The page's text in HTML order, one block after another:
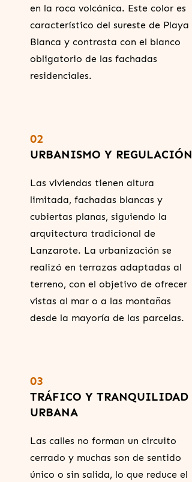
en la roca volcánica. Este color es
característico del sureste de Playa
Blanca y contrasta con el blanco
obligatorio de las fachadas
residenciales.
02
URBANISMO Y REGULACIÓN
Las viviendas tienen altura
limitada, fachadas blancas y
cubiertas planas, siguiendo la
arquitectura tradicional de
Lanzarote. La urbanización se
realizó en terrazas adaptadas al
terreno, con el objetivo de ofrecer
vistas al mar o a las montañas
desde la mayoría de las parcelas.
03
TRÁFICO Y TRANQUILIDAD
URBANA
Las calles no forman un circuito
cerrado y muchas son de sentido
único o sin salida, lo que reduce el